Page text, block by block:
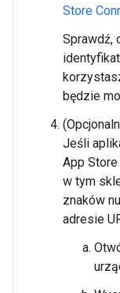
Store
Sprawdź,
będzie
Jeśli
App
w tym
znaków
adresie